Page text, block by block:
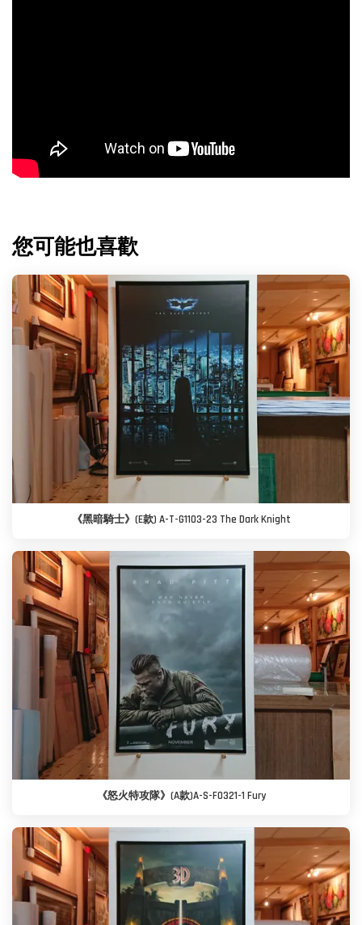
您可能也喜歡
《黑暗騎士》(E款) A-T-G1103-23 The Dark Knight
《怒火特攻隊》(A款)A-S-F0321-1 Fury